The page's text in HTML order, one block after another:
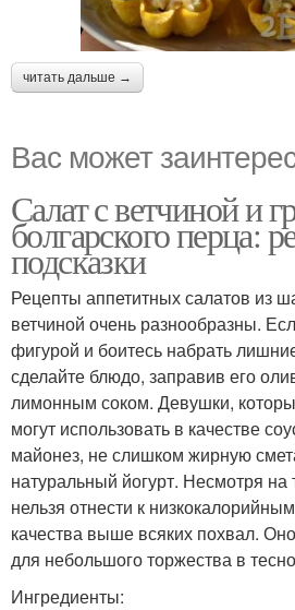
читать дальше →
Вас может
Салат с ветчиной и
болгарского перца:
подсказки
Рецепты аппетитных салатов из
ветчиной очень разнообразны.
фигурой и боитесь набрать
сделайте блюдо, заправив его
лимонным соком. Девушки,
могут использовать в качестве
майонез, не слишком жирную
натуральный йогурт. Несмотря
нельзя отнести к
качества выше всяких похвал.
для небольшого торжества в
Ингредиенты: